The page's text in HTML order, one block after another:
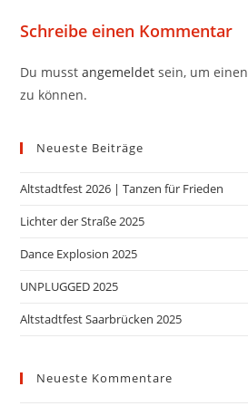
Schreibe einen Kommentar
Du musstangemeldet sein, um
zu können.
Neueste Beiträge
Altstadtfest 2026 | Tanzen für Frieden
Lichter der Straße 2025
Dance Explosion 2025
UNPLUGGED 2025
Altstadtfest Saarbrücken 2025
Neueste Kommentare